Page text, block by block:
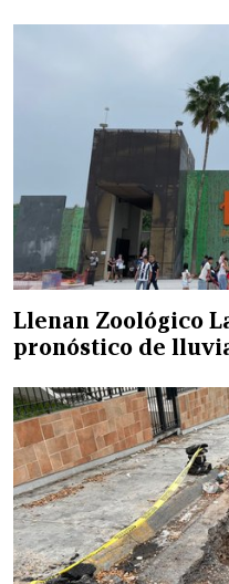
Llenan Zoológico
pronóstico de